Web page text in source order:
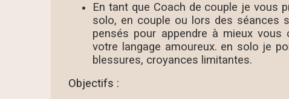
En tant que Coach de couple je vous
solo, en couple ou lors des séances
pensés pour appendre à mieux
votre langage amoureux. en solo je
blessures, croyances limitantes.
Objectifs :